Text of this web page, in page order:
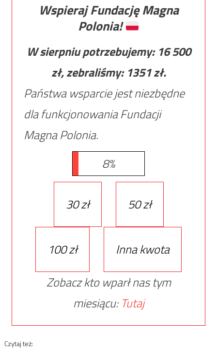
Wspieraj Fundację Magna
Polonia!
W sierpniu potrzebujemy: 16 500
zł, zebraliśmy: 1351zł.
Państwa wsparcie jest niezbędne
dla funkcjonowania Fundacji
Magna Polonia.
8%
30 zł 50 zł
100 zł
Inna kwota
Zobacz kto wparł nas tym
miesiącu: Tutaj
Czytaj też: